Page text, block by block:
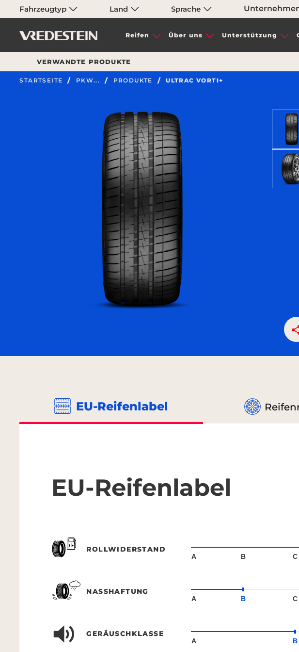
Fahrzeugtyp Land Sprache
Reifen Über uns Unterstützung
VERWANDTE PRODUKTE
STARTSEITE PKW... PRODUKTE ULTRAC VORTI+
EU-Reifenlabel
EU-Reifenlabel
ROLLWIDERSTAND
A B C
NASSHAFTUNG
A B C
GERÄUSCHKLASSE
A B